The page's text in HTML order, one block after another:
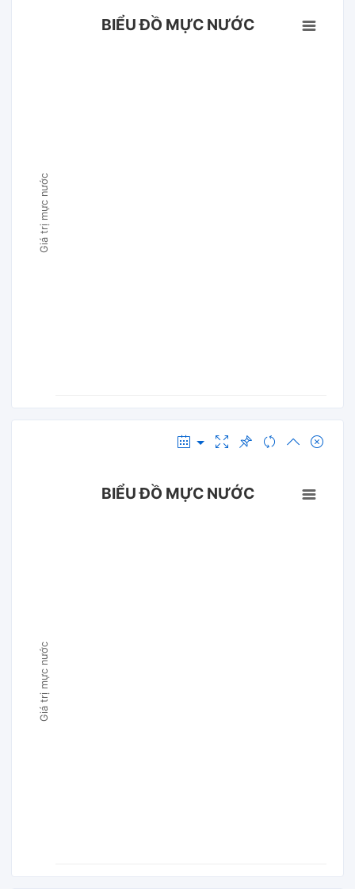
Giá trị mực nước
BIỂU ĐỒ MỰC NƯỚC
Giá trị mực nước
BIỂU ĐỒ MỰC NƯỚC